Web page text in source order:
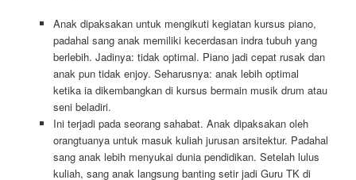
Anak dipaksakan untuk mengikuti kegiatan kursus piano,
padahal sang anak memiliki kecerdasan indra tubuh yang
berlebih. Jadinya: tidak optimal. Piano jadi cepat rusak dan
anak pun tidak enjoy. Seharusnya: anak lebih optimal
ketika ia dikembangkan di kursus bermain musik drum atau
seni beladiri.
Ini terjadi pada seorang sahabat. Anak dipaksakan oleh
orangtuanya untuk masuk kuliah jurusan arsitektur. Padahal
sang anak lebih menyukai dunia pendidikan. Setelah lulus
kuliah, sang anak langsung banting setir jadi Guru TK di